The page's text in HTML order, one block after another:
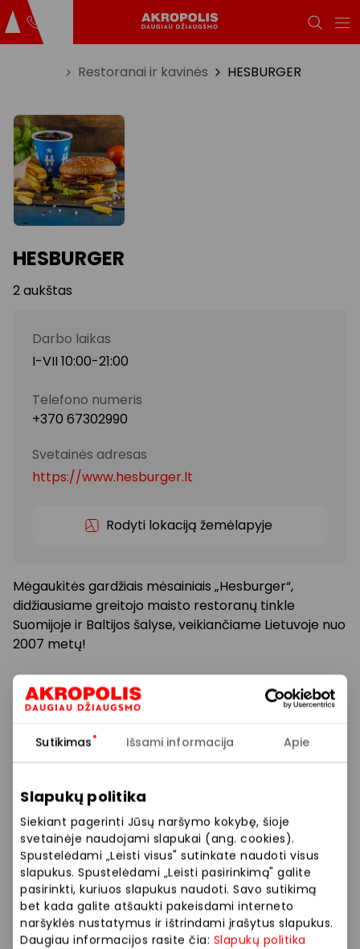
Sutikimas Išsami informacija Apie
Slapukų politika
Siekiant pagerinti Jūsų naršymo kokybę, šioje
svetainėje naudojami slapukai (ang. cookies).
Spustelėdami „Leisti visus" sutinkate naudoti visus
slapukus. Spustelėdami „Leisti pasirinkimą" galite
pasirinkti, kuriuos slapukus naudoti. Savo sutikimą
bet kada galite atšaukti pakeisdami interneto
naršyklės nustatymus ir ištrindami įrašytus slapukus.
Daugiau informacijos rasite čia: Slapukų politika
Restoranai ir kavinės HESBURGER
HESBURGER
2 aukštas
Darbo laikas
I-VII 10:00-21:00
Telefono numeris
+370 67302990
Svetainės adresas
https://www.hesburger.lt
Rodyti lokaciją žemėlapyje
Mėgaukitės gardžiais mėsainiais „Hesburger“,
didžiausiame greitojo maisto restoranų tinkle
Suomijoje ir Baltijos šalyse, veikiančiame Lietuvoje nuo
2007 metų!
Skanūs mėsainiai ir tortilijos, užkandžiai, salotos ir
daug kitų patiekalų, kuriais garsėjame!
Plačiame „Hesburger“ meniu kiekvienas atras ką
paskanauti! Galbūt norite pasistiprinti sočiais
– mėgaukitės mūsų aromatingos kavos puodeliu
arba užsisakykite patiekalų išsinešti. Nepamirškite
peržiūrėti specialių pasiūlymų „Hesburger“
programėlėje.
Iki pasimatymo „Hesburger“!
Dirbame kasdien 10:00-22:00 val.